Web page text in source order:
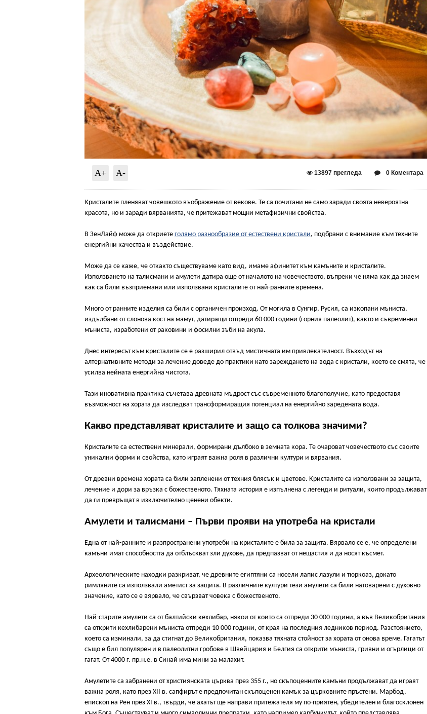
A+ A- 13897 прегледа 0 Коментара
Кристалите пленяват човешкото въображение от векове. Те са почитани не само заради своята невероятна
красота, но и заради вярванията, че притежават мощни метафизични свойства.
В ЗенЛайф може да откриете голямо разнообразие от естествени кристали, подбрани с внимание към техните
енергийни качества и въздействие.
Може да се каже, че откакто съществуваме като вид, имаме афинитет към камъните и кристалите.
Използването на талисмани и амулети датира още от началото на човечеството, въпреки че няма как да знаем
как са били възприемани или използвани кристалите от най-ранните времена.
Много от ранните изделия са били с органичен произход. От могила в Сунгир, Русия, са изкопани мъниста,
издълбани от слонова кост на мамут, датиращи отпреди 60 000 години (горния палеолит), както и съвременни
мъниста, изработени от раковини и фосилни зъби на акула.
Днес интересът към кристалите се е разширил отвъд мистичната им привлекателност. Възходът на
алтернативните методи за лечение доведе до практики като зареждането на вода с кристали, което се смята, че
усилва нейната енергийна чистота.
Тази иновативна практика съчетава древната мъдрост със съвременното благополучие, като предоставя
възможност на хората да изследват трансформиращия потенциал на енергийно заредената вода.
Какво представляват кристалите и защо са толкова значими?
Кристалите са естествени минерали, формирани дълбоко в земната кора. Те очароват човечеството със своите
уникални форми и свойства, като играят важна роля в различни култури и вярвания.
От древни времена хората са били запленени от техния блясък и цветове. Кристалите са използвани за защита,
лечение и дори за връзка с божественото. Тяхната история е изпълнена с легенди и ритуали, които продължават
да ги превръщат в изключително ценени обекти.
Амулети и талисмани – Първи прояви на употреба на кристали
Една от най-ранните и разпространени употреби на кристалите е била за защита. Вярвало се е, че определени
камъни имат способността да отблъскват зли духове, да предпазват от нещастия и да носят късмет.
Археологическите находки разкриват, че древните египтяни са носели лапис лазули и тюркоаз, докато
римляните са използвали аметист за защита. В различните култури тези амулети са били натоварени с духовно
значение, като се е вярвало, че свързват човека с божественото.
Най-старите амулети са от балтийски кехлибар, някои от които са отпреди 30 000 години, а във Великобритания
са открити кехлибарени мъниста отпреди 10 000 години, от края на последния ледников период. Разстоянието,
което са изминали, за да стигнат до Великобритания, показва тяхната стойност за хората от онова време. Гагатът
също е бил популярен и в палеолитни гробове в Швейцария и Белгия са открити мъниста, гривни и огърлици от
гагат. От 4000 г. пр.н.е. в Синай има мини за малахит.
Амулетите са забранени от християнската църква през 355 г., но скъпоценните камъни продължават да играят
важна роля, като през XII в. сапфирът е предпочитан скъпоценен камък за църковните пръстени. Марбод,
епископ на Рен през XI в., твърди, че ахатът ще направи притежателя му по-приятен, убедителен и благосклонен